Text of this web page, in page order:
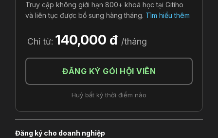
Truy cập không giới hạn 800+ khoá học tại Gitiho
và liên tục được bổ sung hàng tháng. Tìm hiểu thêm
Chỉ từ: 140,000 đ /tháng
ĐĂNG KÝ GÓI HỘI VIÊN
Huỷ bất kỳ thời điểm nào
Đăng ký cho doanh nghiệp